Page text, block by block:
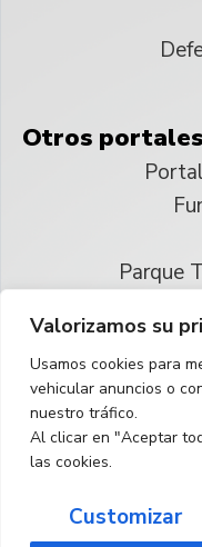
Valorizamos su
Usamos cookies para
vehicular anuncios o
nuestro tráfico.
Al clicar en "Aceptar
las cookies.
Customizar
Otros portales
Parque
Español